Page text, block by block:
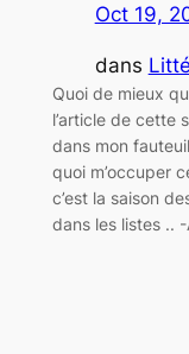
Oct 19,
dans
Quoi de mieux
l’article de cette
dans mon
quoi m’occuper
c’est la saison
dans les listes ..